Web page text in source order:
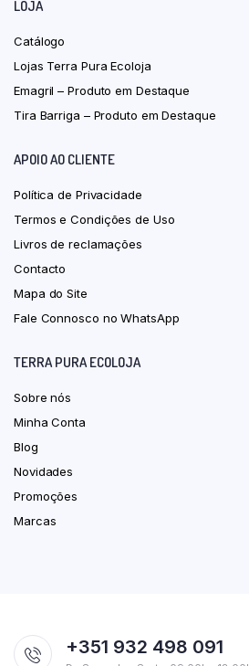
LOJA
Catálogo
Lojas Terra Pura Ecoloja
Emagril – Produto em Destaque
Tira Barriga – Produto em Destaque
APOIO AO CLIENTE
Política de Privacidade
Termos e Condições de Uso
Livros de reclamações
Contacto
Mapa do Site
Fale Connosco no WhatsApp
TERRA PURA ECOLOJA
Sobre nós
Minha Conta
Blog
Novidades
Promoções
Marcas
+351 932 498 091